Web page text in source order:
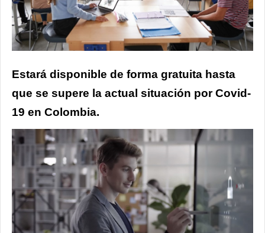
Estará disponible de forma gratuita hasta
que se supere la actual situación por Covid-
19 en Colombia.